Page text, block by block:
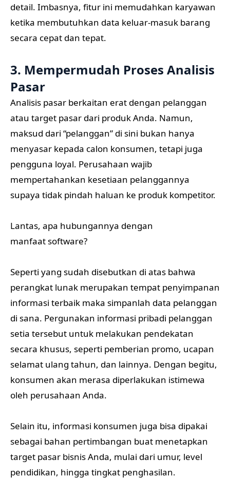
detail. Imbasnya, fitur ini memudahkan karyawan
ketika membutuhkan data keluar-masuk barang
secara cepat dan tepat.
3. Mempermudah Proses Analisis
Pasar
Analisis pasar berkaitan erat dengan pelanggan
atau target pasar dari produk Anda. Namun,
maksud dari “pelanggan” di sini bukan hanya
menyasar kepada calon konsumen, tetapi juga
pengguna loyal. Perusahaan wajib
mempertahankan kesetiaan pelanggannya
supaya tidak pindah haluan ke produk kompetitor.
Lantas, apa hubungannya dengan
manfaat software?
Seperti yang sudah disebutkan di atas bahwa
perangkat lunak merupakan tempat penyimpanan
informasi terbaik maka simpanlah data pelanggan
di sana. Pergunakan informasi pribadi pelanggan
setia tersebut untuk melakukan pendekatan
secara khusus, seperti pemberian promo, ucapan
selamat ulang tahun, dan lainnya. Dengan begitu,
konsumen akan merasa diperlakukan istimewa
oleh perusahaan Anda.
Selain itu, informasi konsumen juga bisa dipakai
sebagai bahan pertimbangan buat menetapkan
target pasar bisnis Anda, mulai dari umur, level
pendidikan, hingga tingkat penghasilan.